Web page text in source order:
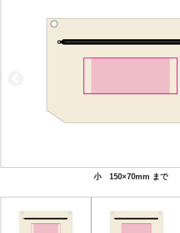
小 150×70mm まで
大 180×70mm まで